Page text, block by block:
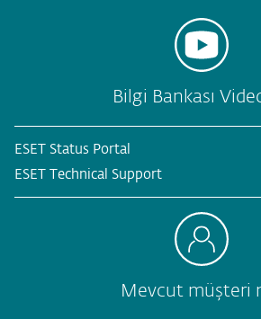
Bilgi Bankası
ESET Status Portal
ESET Technical Support
Mevcut müşteri